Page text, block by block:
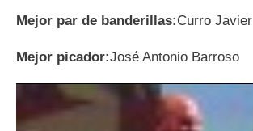
Mejor par de banderillas:Curro Javier
Mejor picador:José Antonio Barroso